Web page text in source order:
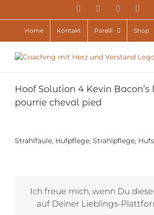
YouTubeFacebookInstagram
Home Kontakt Parelli Shop
Hoof Solution 4 Kevin
pourrie cheval pied
Strahlfäule, Hufpflege, Strahlpflege,
Ich freue mich, wenn Du
auf Deiner Lieblings-